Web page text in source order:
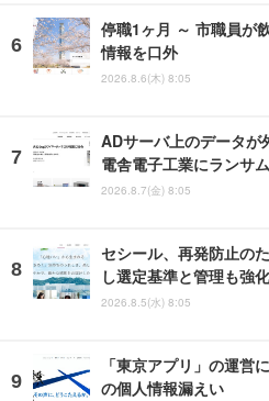
停職1ヶ月 ～ 市職員が
情報を口外
2026.8.6(木) 8:05
ADサーバ上のデータが
電舎電子工業にランサ
2026.8.7(金) 8:05
セシール、再発防止の
し選定基準と管理も強化
2026.8.5(水) 8:05
「東京アプリ」の運営
の個人情報漏えい